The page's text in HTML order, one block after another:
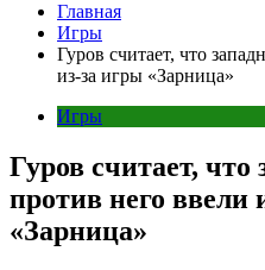
Главная
Игры
Гуров считает, что
из-за игры «Зарница»
Игры
Гуров считает,
против него ввели
«Зарница»